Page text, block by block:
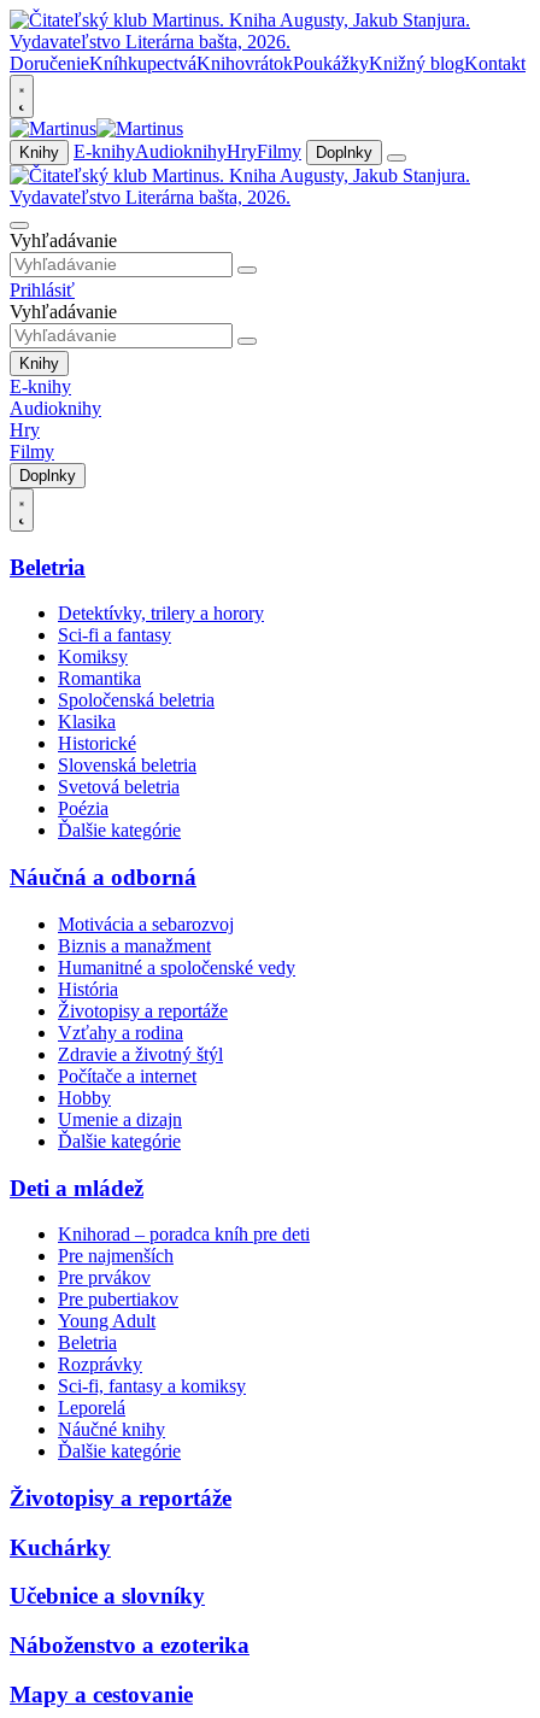
DoručenieKníhkupectváKnihovrátokPoukážkyKnižný blogKontakt
Knihy E-knihyAudioknihyHryFilmy Doplnky
Vyhľadávanie
Prihlásiť
Vyhľadávanie
Knihy
E-knihy
Audioknihy
Hry
Filmy
Doplnky
Beletria
Detektívky, trilery a horory
Sci-fi a fantasy
Komiksy
Romantika
Spoločenská beletria
Klasika
Historické
Slovenská beletria
Svetová beletria
Poézia
Ďalšie kategórie
Náučná a odborná
Motivácia a sebarozvoj
Biznis a manažment
Humanitné a spoločenské vedy
História
Životopisy a reportáže
Vzťahy a rodina
Zdravie a životný štýl
Počítače a internet
Hobby
Umenie a dizajn
Ďalšie kategórie
Deti a mládež
Knihorad – poradca kníh pre deti
Pre najmenších
Pre prvákov
Pre pubertiakov
Young Adult
Beletria
Rozprávky
Sci-fi, fantasy a komiksy
Leporelá
Náučné knihy
Ďalšie kategórie
Životopisy a reportáže
Kuchárky
Učebnice a slovníky
Náboženstvo a ezoterika
Mapy a cestovanie